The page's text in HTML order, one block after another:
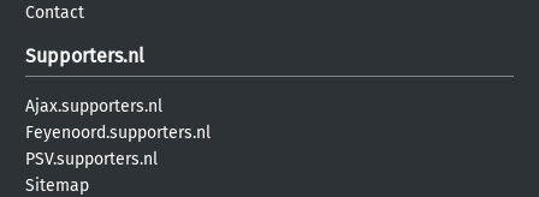
Contact
Supporters.nl
Ajax.supporters.nl
Feyenoord.supporters.nl
PSV.supporters.nl
Sitemap